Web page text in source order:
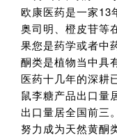
欧康医药是一家13
奥司明、橙皮苷等
果您是药学或者中
酮类是植物当中具
医药十几年的深耕
鼠李糖产品出口量
出口量居全国前三
努力成为天然黄酮